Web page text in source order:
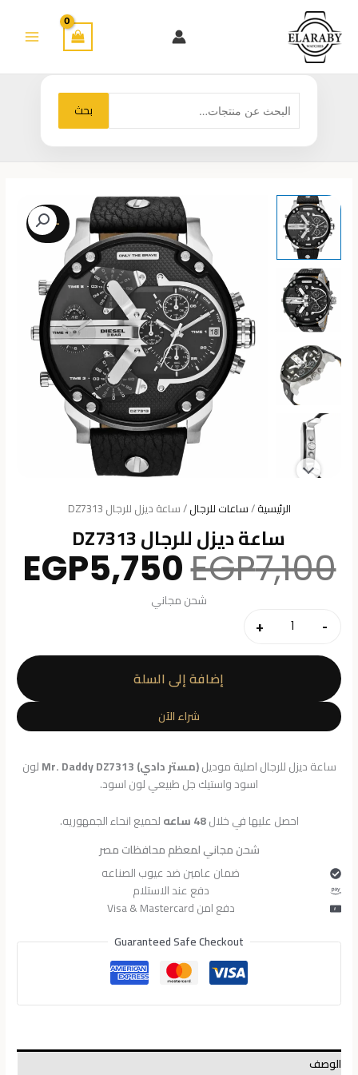
المحتوى
البحث
عن:
بحث
-19%
الرئيسية/ساعات للرجال/ ساعة ديزل للرجال DZ7313
ساعة ديزل للرجال DZ7313
EGP7,100 السعر
الأصلي
هو:
EGP7,100.
EGP5,750
شحن مجاني
-
كمية
ساعة
ديزل
للرجال
DZ7313
+
إضافة إلى السلة
شراء الآن
ساعة ديزل للرجال اصلية موديل(مستر دادي) Mr. Daddy DZ7313
لون
اسود واستيك جل طبيعي لون اسود.
احصل عليها في خلال48 ساعه
لحميع انحاء الجمهوريه.
شحن مجاني لمعظم محافظات مصر
ضمان عامين ضد عيوب الصناعه
دفع عند الاستلام
دفع امن Visa & Mastercard
Guaranteed Safe Checkout
الوصف